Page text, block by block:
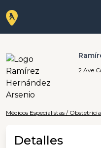
2 Ave
Médicos Especialistas /
Detalles